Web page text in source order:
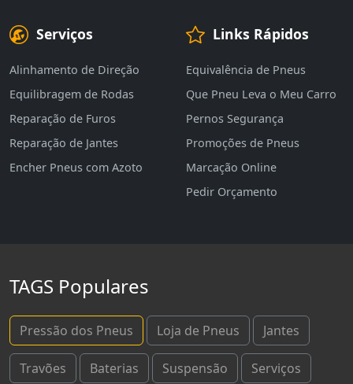
Serviços
Alinhamento de Direção
Equilibragem de Rodas
Reparação de Furos
Reparação de Jantes
Encher Pneus com Azoto
Links Rápidos
Equivalência de Pneus
Que Pneu Leva o Meu Carro
Pernos Segurança
Promoções de Pneus
Marcação Online
Pedir Orçamento
TAGS Populares
Pressão dos Pneus Loja de Pneus Jantes
Travões Baterias Suspensão Serviços